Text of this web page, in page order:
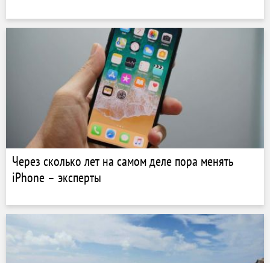
Через сколько лет на самом деле пора менять
iPhone – эксперты